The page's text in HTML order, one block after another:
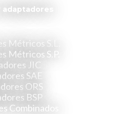
adaptadores
Métricos S.L.
Métricos S.P.
JIC
SAE
ORS
BSP
Combinados